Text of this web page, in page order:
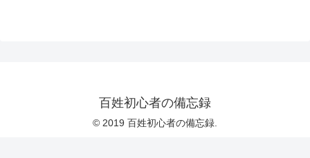
百姓初心者の備忘録
© 2019 百姓初心者の備忘録.